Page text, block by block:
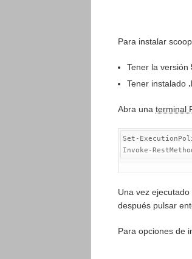
Para instalar
Tener la versión
Tener instalado
Abra una terminal
Set-
Invoke-
Una vez
después pulsar
Para opciones de